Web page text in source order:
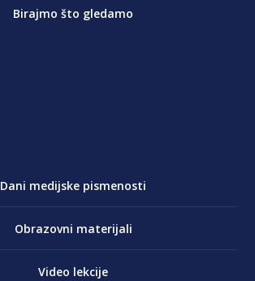
Birajmo što gledamo
Dani medijske pismenosti
Obrazovni materijali
Video lekcije